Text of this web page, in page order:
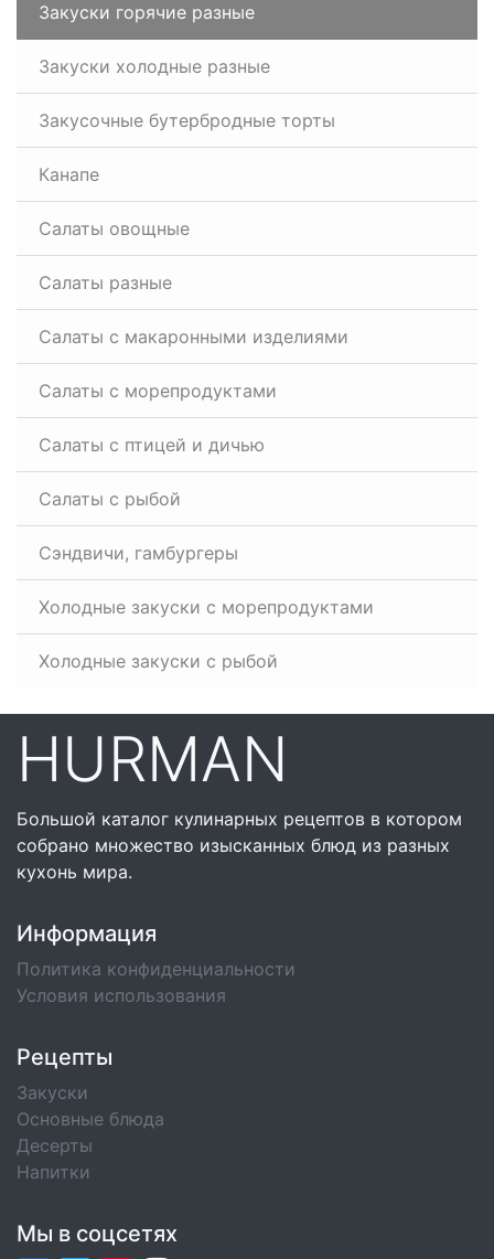
Закуски горячие разные
Закуски холодные разные
Закусочные бутербродные торты
Канапе
Салаты овощные
Салаты разные
Салаты с макаронными изделиями
Салаты с морепродуктами
Салаты с птицей и дичью
Салаты с рыбой
Сэндвичи, гамбургеры
Холодные закуски с морепродуктами
Холодные закуски с рыбой
HURMAN
Большой каталог кулинарных рецептов в котором
собрано множество изысканных блюд из разных
кухонь мира.
Информация
Политика конфиденциальности
Условия использования
Рецепты
Закуски
Основные блюда
Десерты
Напитки
Мы в соцсетях